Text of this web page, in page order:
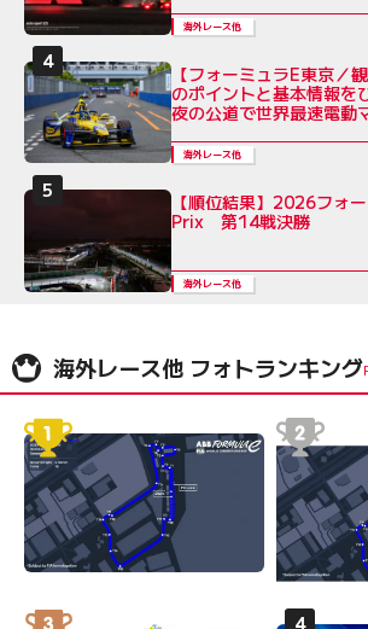
海外レース他
【フォーミュラE東京／
のポイントと基本情報を
夜の公道で世界最速電動
海外レース他
【順位結果】2026フォ
Prix 第14戦決勝
海外レース他
海外レース他 フォトランキング